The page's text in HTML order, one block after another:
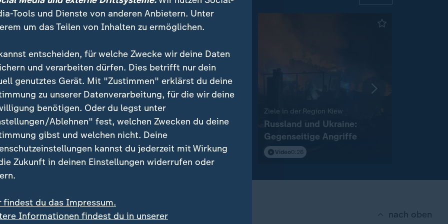
im Po:
Agrarproduktion ist
1:53
Wegen Niedrigwasser
Bundesländer lockern LKW-
Fahrverbote
Video0:28
Ziele in der Region Kiew
Russland und Ukraine:
Gegenseitige Angriffe
Video0:26
nach oben
Tools und Dienste von anderen Anbietern. Unter
um das Teilen von Inhalten zu ermöglichen.
entscheiden, für welche Zwecke wir deine Daten
und verarbeiten dürfen. Dies betrifft nur dein
genutztes Gerät. Mit "Zustimmen" erklärst du deine
zu unserer Datenverarbeitung, für die wir deine
benötigen. Oder du legst unter
Ablehnen" fest, welchen Zwecken du deine
gibst und welchen nicht. Deine
kannst du jederzeit mit Wirkung
Zukunft in deinen Einstellungen widerrufen oder
findest du das Impressum.
Informationen findest du in unserer